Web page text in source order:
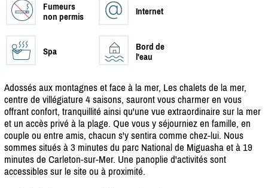
Fumeurs
non permis
Internet
Spa
Bord de
l'eau
Adossés aux montagnes et face à la mer, Les chalets de la mer,
centre de villégiature 4 saisons, sauront vous charmer en vous
offrant confort, tranquillité ainsi qu'une vue extraordinaire sur la mer
et un accès privé à la plage. Que vous y séjourniez en famille, en
couple ou entre amis, chacun s'y sentira comme chez-lui. Nous
sommes situés à 3 minutes du parc National de Miguasha et à 19
minutes de Carleton-sur-Mer. Une panoplie d'activités sont
accessibles sur le site ou à proximité.